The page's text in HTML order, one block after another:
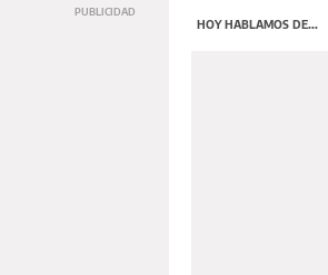
HOY HABLAMOS DE...